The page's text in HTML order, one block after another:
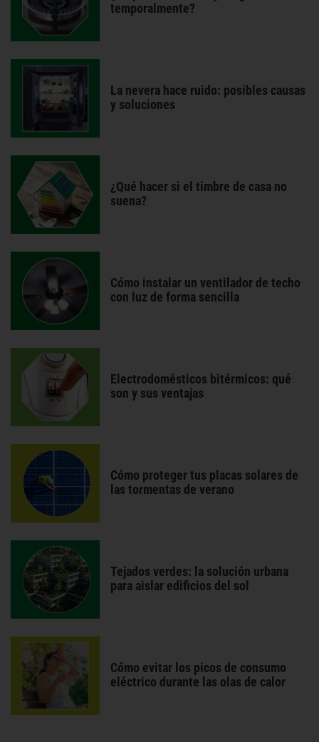
temporalmente?
La nevera hace ruido: posibles causas
y soluciones
¿Qué hacer si el timbre de casa no
suena?
Cómo instalar un ventilador de techo
con luz de forma sencilla
Electrodomésticos bitérmicos: qué
son y sus ventajas
Cómo proteger tus placas solares de
las tormentas de verano
Tejados verdes: la solución urbana
para aislar edificios del sol
Cómo evitar los picos de consumo
eléctrico durante las olas de calor